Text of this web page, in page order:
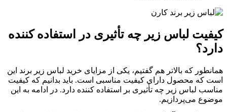
کیفیت لباس زیر چه تأثیری در استفاده کننده
دارد؟
همانطور که بالاتر هم گفتیم، یکی از مزایای خرید لباس زیر برند این
است که محصول دارای کیفیت مناسبی است. باید بدانیم که کیفیت
مناسب لباس زیر چه تأثیری بر استفاده کننده دارد. در ادامه به این
موضوع می‌پردازیم.